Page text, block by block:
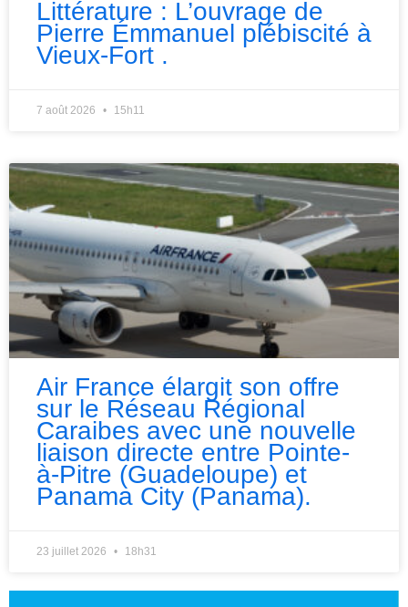
Littérature : L’ouvrage de
Pierre Émmanuel plébiscité à
Vieux-Fort .
7 août 2026 15h11
Air France élargit son offre
sur le Réseau Régional
Caraibes avec une nouvelle
liaison directe entre Pointe-
à-Pitre (Guadeloupe) et
Panama City (Panama).
23 juillet 2026 18h31